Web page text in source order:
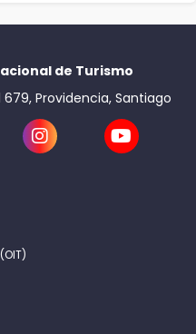
de Turismo
679, Providencia, Santiago